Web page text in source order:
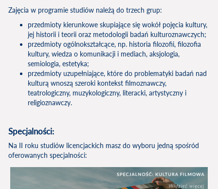
Zajęcia w programie studiów należą do trzech grup:
przedmioty kierunkowe skupiające się wokół pojęcia kultury,
jej historii i teorii oraz metodologii badań kulturoznawczych;
przedmioty ogólnokształcące, np. historia filozofii, filozofia
kultury, wiedza o komunikacji i mediach, aksjologia,
semiologia, estetyka;
przedmioty uzupełniające, które do problematyki badań nad
kulturą wnoszą szeroki kontekst filmoznawczy,
teatrologiczny, muzykologiczny, literacki, artystyczny i
religioznawczy.
Specjalności:
Na II roku studiów licencjackich masz do wyboru jedną spośród
oferowanych specjalności: